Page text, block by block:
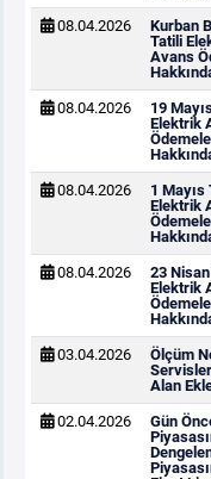
08.04.2026
Kurban
Tatili
Avans
08.04.2026
19
Elektrik
08.04.2026
1 Mayıs
Elektrik
08.04.2026
23
Elektrik
03.04.2026
Ölçüm
Alan
02.04.2026
Gün